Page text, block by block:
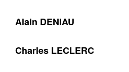
Alain DENIAU
Charles LECLERC